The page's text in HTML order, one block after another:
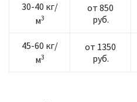
30-40 кг/
м3
от 850
руб.
45-60 кг/
м3
от 1350
руб.